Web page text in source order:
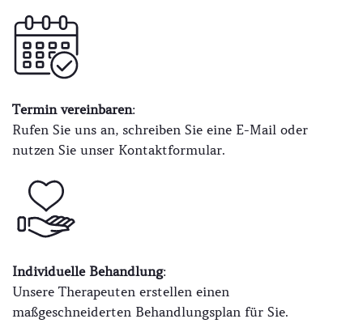
Termin vereinbaren:
Rufen Sie uns an, schreiben Sie eine E-Mail oder
nutzen Sie unser Kontaktformular.
Individuelle Behandlung:
Unsere Therapeuten erstellen einen
maßgeschneiderten Behandlungsplan für Sie.